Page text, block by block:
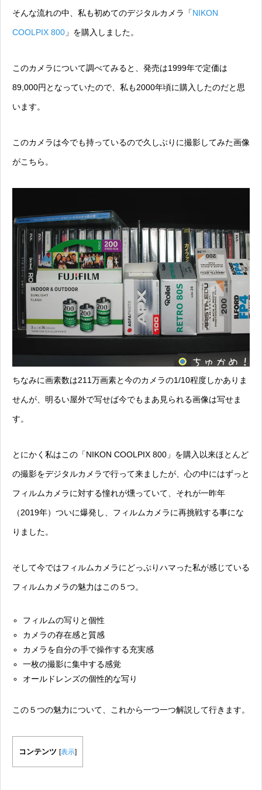
そんな流れの中、私も初めてのデジタルカメラ「NIKON
COOLPIX 800 」を購入しました。
このカメラについて調べてみると、発売は1999年で定価は
89,000円となっていたので、私も2000年頃に購入したのだと思
います。
このカメラは今でも持っているので久しぶりに撮影してみた画像
がこちら。
ちなみに画素数は211万画素と今のカメラの1/10程度しかありま
せんが、明るい屋外で写せば今でもまあ見られる画像は写せま
す。
とにかく私はこの「NIKON COOLPIX 800」を購入以来ほとんど
の撮影をデジタルカメラで行って来ましたが、心の中にはずっと
フィルムカメラに対する憧れが燻っていて、それが一昨年
（2019年）ついに爆発し、フィルムカメラに再挑戦する事にな
りました。
そして今ではフィルムカメラにどっぷりハマった私が感じている
フィルムカメラの魅力はこの５つ。
フィルムの写りと個性
カメラの存在感と質感
カメラを自分の手で操作する充実感
一枚の撮影に集中する感覚
オールドレンズの個性的な写り
この５つの魅力について、これから一つ一つ解説して行きます。
コンテンツ [表示]